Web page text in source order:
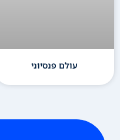
עולם פנסיוני